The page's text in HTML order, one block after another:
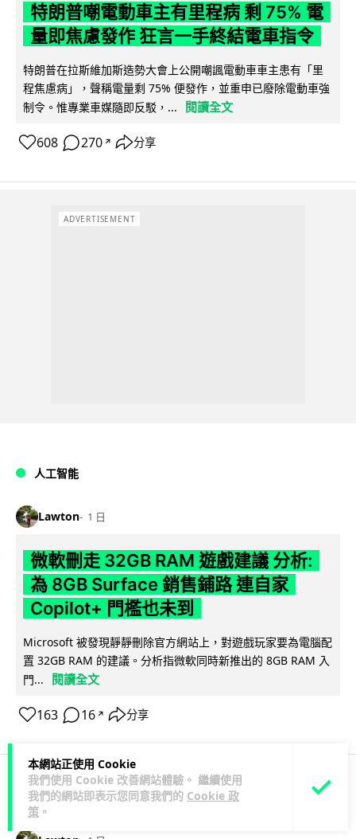
本網站正使用 Cookie
我們使用 Cookie 改善網站體驗。 繼續使用
我們的網站即表示您同意我們的 Cookie 政
策 。
特朗普嘲電動車主有里程病 剩 75% 電
量即焦慮發作 狂言一手終結電車指令
特朗普在拉斯維加斯造勢大會上公開嘲諷電動車車主患有「里
程焦慮病」，聲稱電量剩 75% 便發作，並重申已廢除電動車強
制令。惟專業車媒隨即反駁，...
閱讀全文
608 270 ↗ 分享
ADVERTISEMENT
人工智能
Lawton 1 日
微軟刪走 32GB RAM 遊戲建議 分析:
為 8GB Surface 銷售鋪路 連自家
Copilot+ 門檻也未到
Microsoft 被發現靜靜刪除官方網站上，對遊戲玩家要為電腦配
置 32GB RAM 的建議。分析指微軟同時新推出的 8GB RAM 入
門...
閱讀全文
163 16 ↗ 分享
科技娛樂 影視娛樂